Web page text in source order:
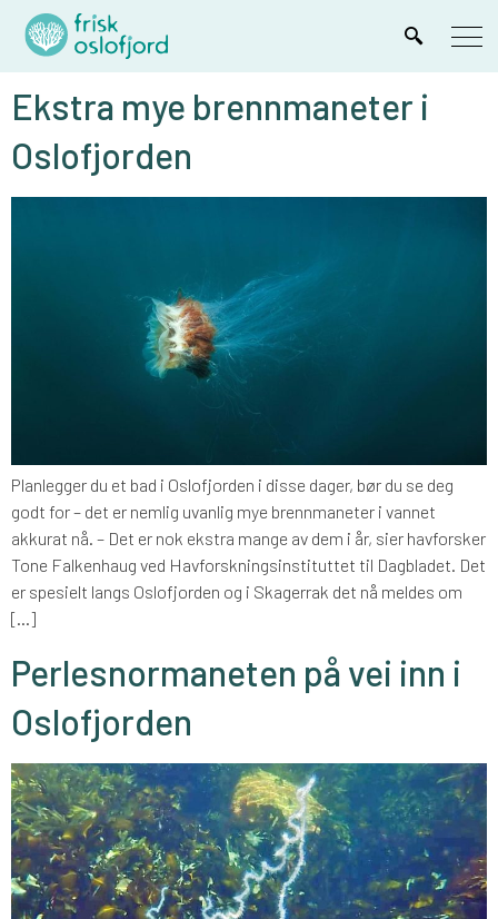
Ekstra mye brennmaneter i
Oslofjorden
Planlegger du et bad i Oslofjorden i disse dager, bør du se deg
godt for – det er nemlig uvanlig mye brennmaneter i vannet
akkurat nå. – Det er nok ekstra mange av dem i år, sier havforsker
Tone Falkenhaug ved Havforskningsinstituttet til Dagbladet. Det
er spesielt langs Oslofjorden og i Skagerrak det nå meldes om
[…]
Perlesnormaneten på vei inn i
Oslofjorden